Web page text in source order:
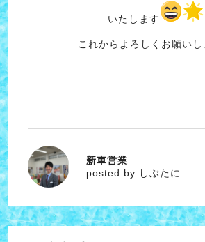
いたします
これからよろしくお願いし
しぶたに
新車営業
posted by しぶたに